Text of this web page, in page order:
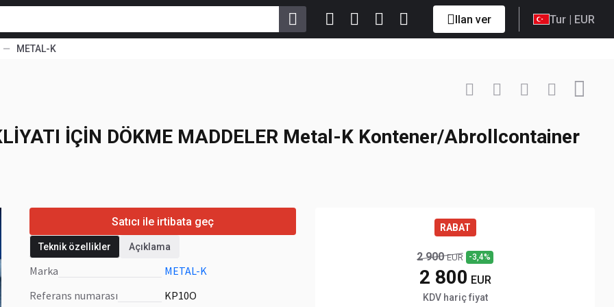
Ilan ver Tur | EUR
METAL-K
+48 511 ... Göster
IÇIN DÖKME MADDELER Metal-K Kontener/Abrollcontainer
Satıcı ile irtibata geç
Teknik özellikler Açıklama
Marka
METAL-K
Referans numarası
KP10O
RABAT
2 900 EUR -3,4%
2 800 EUR
KDV hariç fiyat